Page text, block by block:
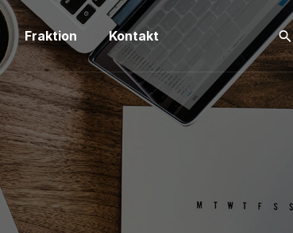
Fraktion Kontakt